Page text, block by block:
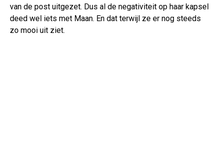
van de post uitgezet. Dus al de negativiteit op haar kapsel
deed wel iets met Maan. En dat terwijl ze er nog steeds
zo mooi uit ziet.